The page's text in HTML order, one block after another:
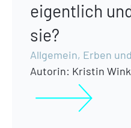
eigentlich
sie?
Allgemein, Erben
Autorin: Kristin